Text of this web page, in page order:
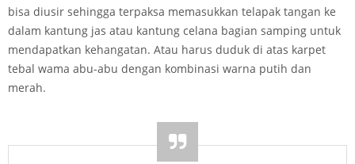
bisa diusir sehingga terpaksa memasukkan telapak tangan ke
dalam kantung jas atau kantung celana bagian samping untuk
mendapatkan kehangatan. Atau harus duduk di atas karpet
tebal wama abu-abu dengan kombinasi warna putih dan
merah.